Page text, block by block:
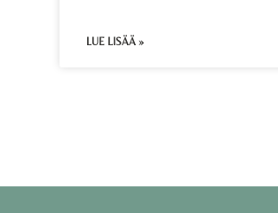
LUE LISÄÄ »